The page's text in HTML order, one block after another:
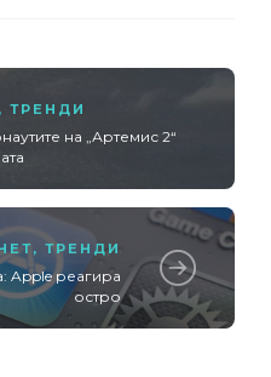
, ТРЕНДИ
на „Артемис 2“
, ТРЕНДИ
Apple реагира
остро